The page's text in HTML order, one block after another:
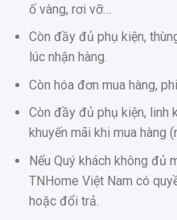
ố vàng, rơi vỡ…
Còn đầy đủ phụ kiện,
lúc nhận hàng.
Còn hóa đơn mua hàng,
Còn đầy đủ phụ kiện, linh
khuyến mãi khi mua hàng
Nếu Quý khách không đủ
TNHome Việt Nam có
hoặc đổi trả.